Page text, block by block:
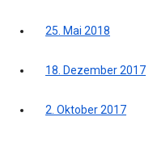
25. Mai 2018
18. Dezember 2017
2. Oktober 2017